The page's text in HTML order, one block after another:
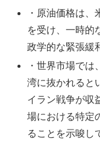
・原油価格は
を受け、一時的
政学的な緊張緩
・世界市場で
湾に抜かれると
イラン戦争が収
場における特定
ることを示唆し